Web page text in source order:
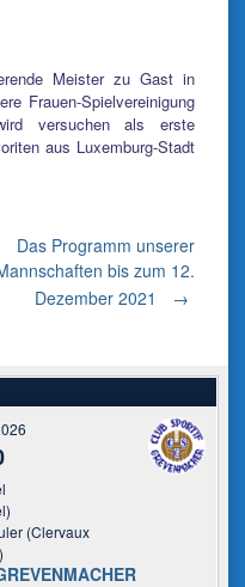
Meister zu Gast in
Frauen-Spielvereinigung
versuchen als erste
aus Luxemburg-Stadt
Das Programm unserer
bis zum 12.
Dezember 2021
→
(Clervaux